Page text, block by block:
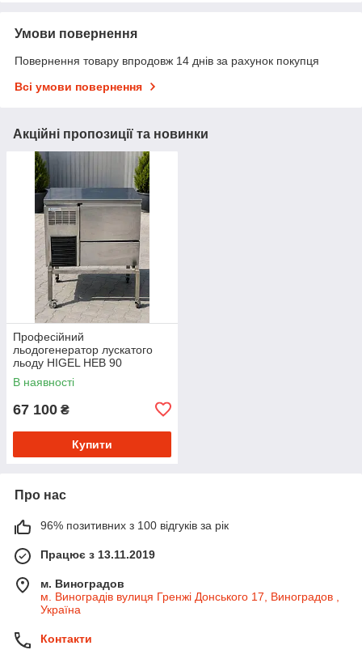
Умови повернення
Повернення товару впродовж 14 днів за рахунок покупця
Всі умови повернення
Акційні пропозиції та новинки
Професійний
льодогенератор лускатого
льоду HIGEL HEB 90
В наявності
67 100 ₴
Купити
Про нас
96% позитивних з 100 відгуків за рік
Працює з 13.11.2019
м. Виноградов
м. Виноградів вулиця Гренжі Донського 17, Виноградов ,
Україна
Контакти